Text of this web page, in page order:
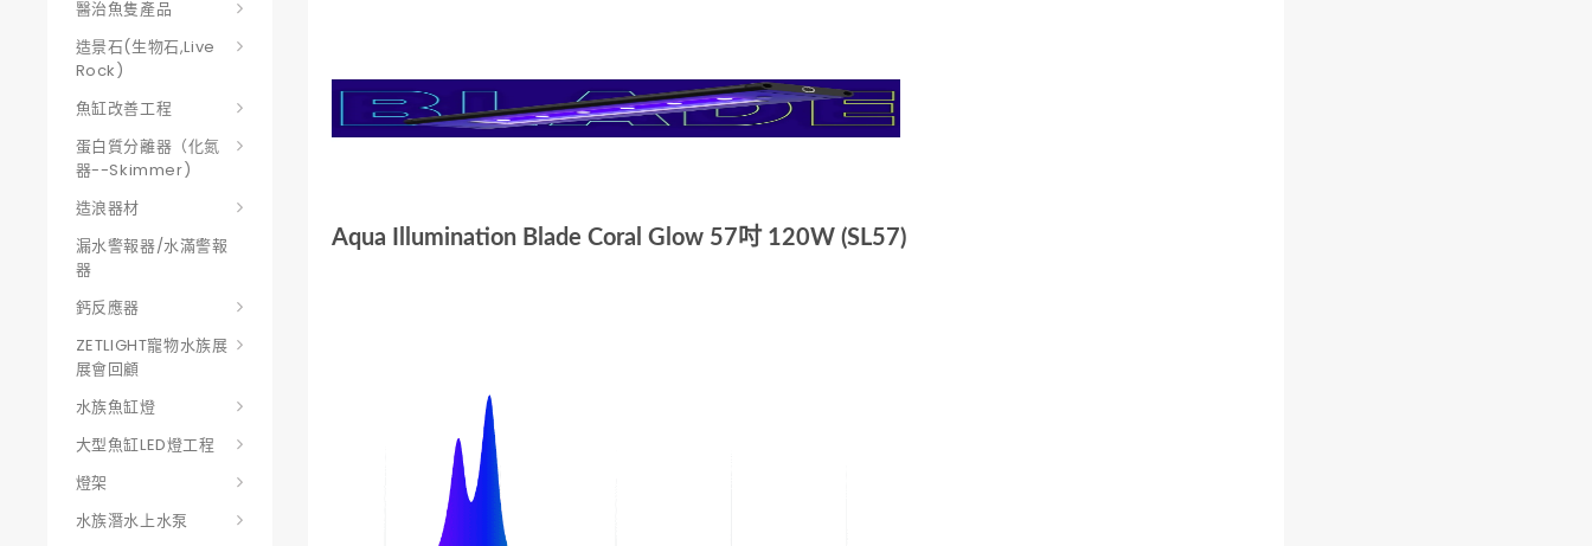
醫治魚隻產品
造景石(生物石,Live
Rock)
魚缸改善工程
蛋白質分離器（化氮
器--skimmer)
造浪器材
漏水警報器/水滿警報
器
鈣反應器
ZETLIGHT寵物水族展
展會回顧
水族魚缸燈
大型魚缸LED燈工程
燈架
水族潛水上水泵
Aqua Illumination Blade Coral Glow 57吋 120W (SL57)